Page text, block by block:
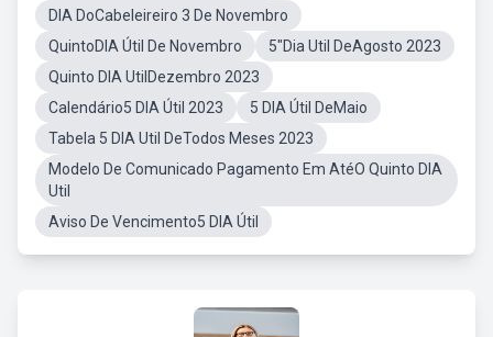
DIA DoCabeleireiro 3 De Novembro
QuintoDIA Útil De Novembro
5"Dia Util DeAgosto 2023
Quinto DIA UtilDezembro 2023
Calendário5 DIA Útil 2023
5 DIA Útil DeMaio
Tabela 5 DIA Util DeTodos Meses 2023
Modelo De Comunicado Pagamento Em AtéO Quinto DIA
Util
Aviso De Vencimento5 DIA Útil